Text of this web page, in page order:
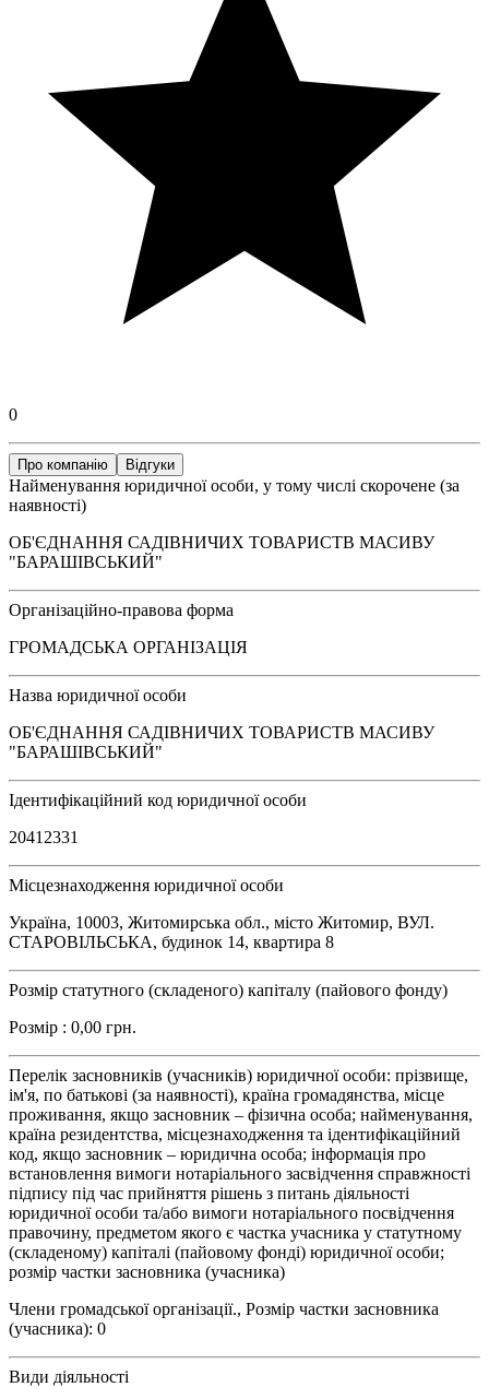
0
Про компанію Відгуки
Найменування юридичної особи, у тому числі скорочене (за
наявності)
ОБ'ЄДНАННЯ САДІВНИЧИХ ТОВАРИСТВ МАСИВУ
"БАРАШІВСЬКИЙ"
Організаційно-правова форма
ГРОМАДСЬКА ОРГАНІЗАЦІЯ
Назва юридичної особи
ОБ'ЄДНАННЯ САДІВНИЧИХ ТОВАРИСТВ МАСИВУ
"БАРАШІВСЬКИЙ"
Ідентифікаційний код юридичної особи
20412331
Місцезнаходження юридичної особи
Україна, 10003, Житомирська обл., місто Житомир, ВУЛ.
СТАРОВІЛЬСЬКА, будинок 14, квартира 8
Розмір статутного (складеного) капіталу (пайового фонду)
Розмір : 0,00 грн.
Перелік засновників (учасників) юридичної особи: прізвище,
ім'я, по батькові (за наявності), країна громадянства, місце
проживання, якщо засновник – фізична особа; найменування,
країна резидентства, місцезнаходження та ідентифікаційний
код, якщо засновник – юридична особа; інформація про
встановлення вимоги нотаріального засвідчення справжності
підпису під час прийняття рішень з питань діяльності
юридичної особи та/або вимоги нотаріального посвідчення
правочину, предметом якого є частка учасника у статутному
(складеному) капіталі (пайовому фонді) юридичної особи;
розмір частки засновника (учасника)
Члени громадської організації., Розмір частки засновника
(учасника): 0
Види діяльності